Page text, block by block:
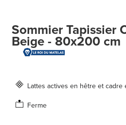
Sommier Tapissier
Beige - 80x200 cm
Lattes actives en hêtre et cadre
Ferme